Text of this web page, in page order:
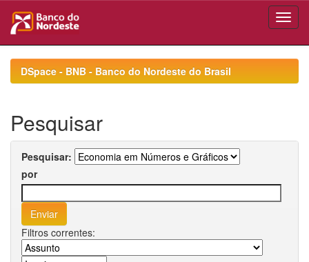
navigationDSpace - BNB - Banco do Nordeste do Brasil
Pesquisar
Pesquisar:
por
Filtros correntes: